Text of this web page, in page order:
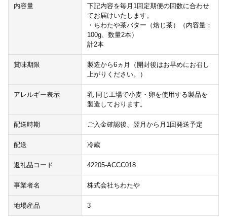
内容量
下記内容を毎月1回定期便の回数に合わせ
てお届けいたします。
・ちわたや茶バター（焙じ茶）（内容量：
100g、数量2本）
計2本
賞味期限
製造から6ヵ月（開封後はお早めにお召し
上がりください。）
アレルギー表示
乳 同じ工場で小麦・卵を使用する製品を
製造しております。
配送時期 ご入金確認後、翌月から月1回発送予定
配送 冷蔵
返礼品コード 42205-ACCC018
事業者名 株式会社ちわたや
地場産品 3